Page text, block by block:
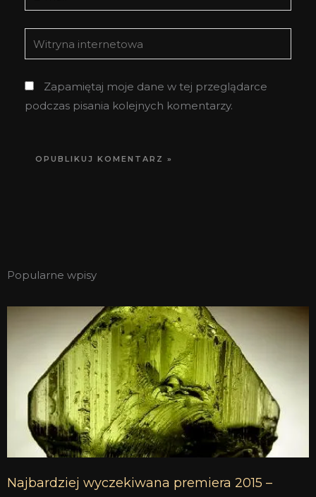
mail*
Witryna
internetowa
Zapamiętaj moje dane w tej przeglądarce
podczas pisania kolejnych komentarzy.
Popularne wpisy
Najbardziej wyczekiwana premiera 2015 –